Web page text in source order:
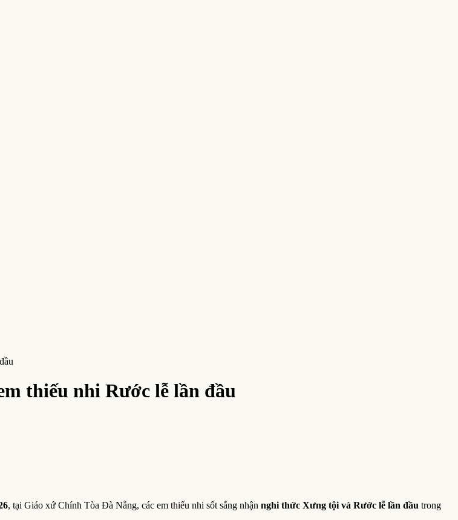
thiếu nhi Rước lễ lần đầu
, tại Giáo xứ Chính Tòa Đà Nẵng, các em thiếu nhi sốt sắng nhận nghi thức Xưng tội và Rước lễ lần đầu trong